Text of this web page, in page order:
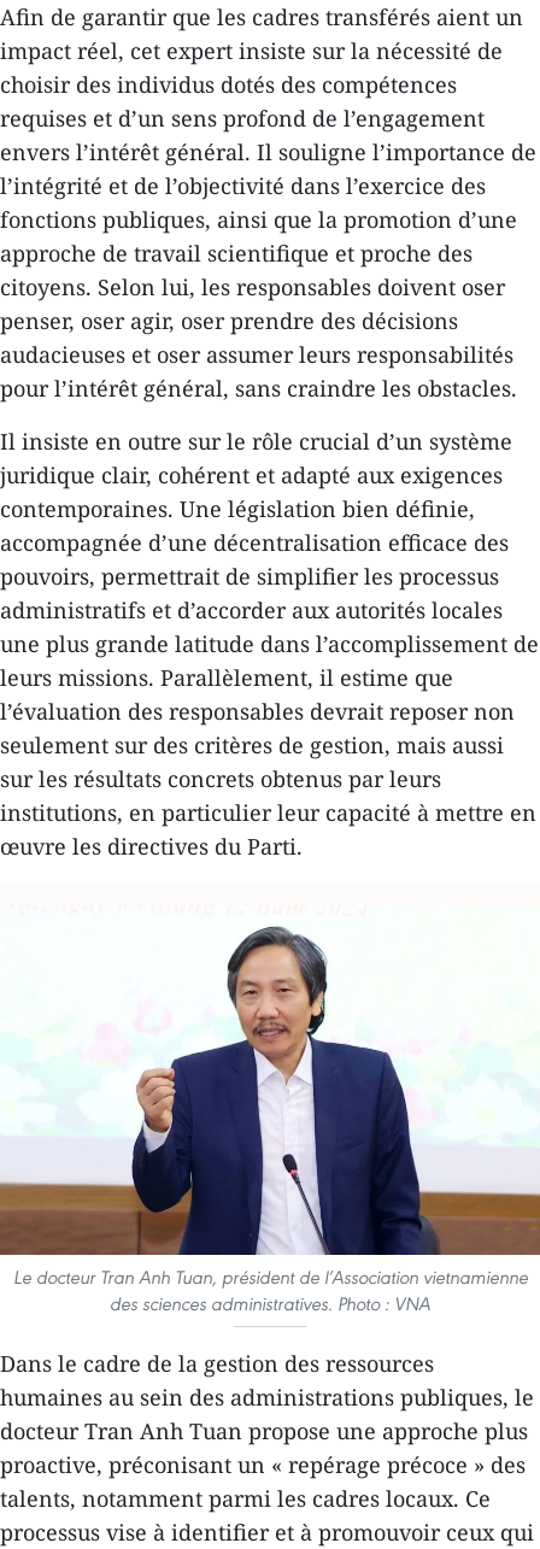
Afin de garantir que les cadres transférés aient un
impact réel, cet expert insiste sur la nécessité de
choisir des individus dotés des compétences
requises et d’un sens profond de l’engagement
envers l’intérêt général. Il souligne l’importance de
l’intégrité et de l’objectivité dans l’exercice des
fonctions publiques, ainsi que la promotion d’une
approche de travail scientifique et proche des
citoyens. Selon lui, les responsables doivent oser
penser, oser agir, oser prendre des décisions
audacieuses et oser assumer leurs responsabilités
pour l’intérêt général, sans craindre les obstacles.
Il insiste en outre sur le rôle crucial d’un système
juridique clair, cohérent et adapté aux exigences
contemporaines. Une législation bien définie,
accompagnée d’une décentralisation efficace des
pouvoirs, permettrait de simplifier les processus
administratifs et d’accorder aux autorités locales
une plus grande latitude dans l’accomplissement de
leurs missions. Parallèlement, il estime que
l’évaluation des responsables devrait reposer non
seulement sur des critères de gestion, mais aussi
sur les résultats concrets obtenus par leurs
institutions, en particulier leur capacité à mettre en
œuvre les directives du Parti.
Le docteur Tran Anh Tuan, président de l’Association vietnamienne
des sciences administratives. Photo : VNA
Dans le cadre de la gestion des ressources
humaines au sein des administrations publiques, le
docteur Tran Anh Tuan propose une approche plus
proactive, préconisant un « repérage précoce » des
talents, notamment parmi les cadres locaux. Ce
processus vise à identifier et à promouvoir ceux qui